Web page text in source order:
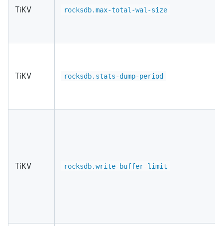
TiKV rocksdb.max-total-wal-size
TiKV rocksdb.stats-dump-period
TiKV rocksdb.write-buffer-limit